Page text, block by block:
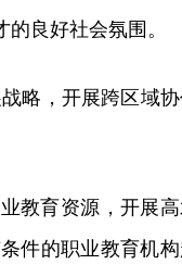
良好社会氛围。
略，开展跨区域
教育资源，开展
件的职业教育机构